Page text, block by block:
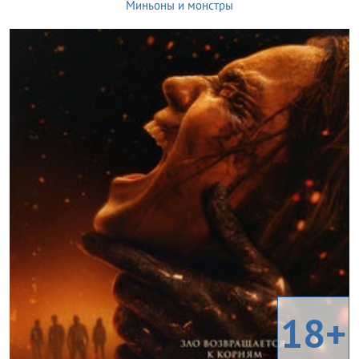
Миньоны и монстры
18+